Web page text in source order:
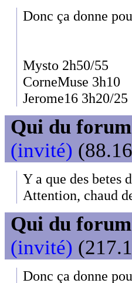
Donc ça donne
Mysto 2h50/55
CorneMuse 3h10
Jerome16 3h20/25
Qui du
(invité)
Y a que des betes
Attention, chaud
Qui du
(invité)
Donc ça donne